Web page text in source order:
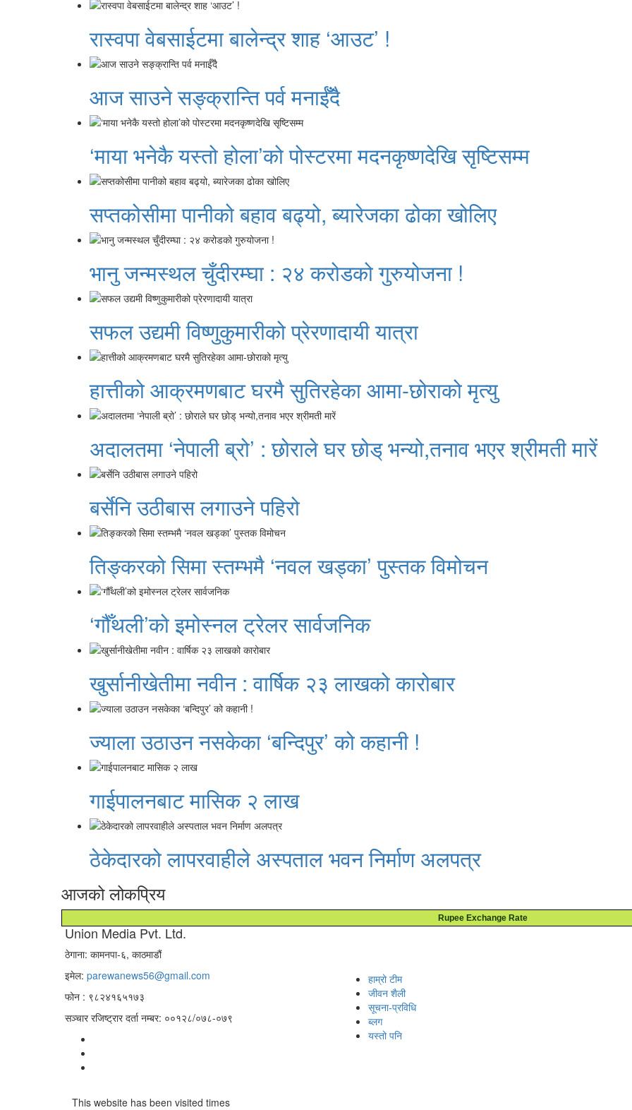
रास्वपा वेबसाईटमा बालेन्द्र शाह ‘आउट’ !
आज साउने सङ्क्रान्ति पर्व मनाईँदै
‘माया भनेकै यस्तो होला’को पोस्टरमा मदनकृष्णदेखि सृष्टिसम्म
सप्तकोसीमा पानीको बहाव बढ्यो, ब्यारेजका ढोका खोलिए
भानु जन्मस्थल चुँदीरम्घा : २४ करोडको गुरुयोजना !
सफल उद्यमी विष्णुकुमारीको प्रेरणादायी यात्रा
हात्तीको आक्रमणबाट घरमै सुतिरहेका आमा-छोराको मृत्यु
अदालतमा ‘नेपाली ब्रो’ : छोराले घर छोड् भन्यो,तनाव भएर श्रीमती मारें
बर्सेनि उठीबास लगाउने पहिरो
तिङ्करको सिमा स्तम्भमै ‘नवल खड्का’ पुस्तक विमोचन
‘गौँथली’को इमोस्नल ट्रेलर सार्वजनिक
खुर्सानीखेतीमा नवीन : वार्षिक २३ लाखको कारोबार
ज्याला उठाउन नसकेका ‘बन्दिपुर’ को कहानी !
गाईपालनबाट मासिक २ लाख
ठेकेदारको लापरवाहीले अस्पताल भवन निर्माण अलपत्र
आजको लोकप्रिय
Rupee Exchange Rate
Union Media Pvt. Ltd.
ठेगाना: कामनपा-६, काठमाडौं
इमेल: parewanews56@gmail.com
फोन : ९८२४१६५१७३
सञ्चार रजिष्ट्रार दर्ता नम्बर: ००१२८/०७८-०७९
हाम्रो टीम
जीवन शैली
सूचना-प्रविधि
ब्लग
यस्तो पनि
This website has been visited times